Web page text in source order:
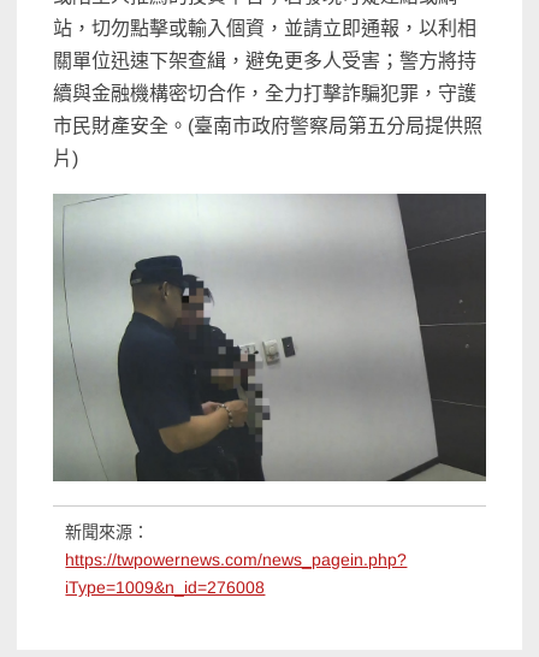
站，切勿點擊或輸入個資，並請立即通報，以利相
關單位迅速下架查緝，避免更多人受害；警方將持
續與金融機構密切合作，全力打擊詐騙犯罪，守護
市民財產安全。(臺南市政府警察局第五分局提供照
片)
新聞來源：
https://twpowernews.com/news_pagein.php?
iType=1009&n_id=276008